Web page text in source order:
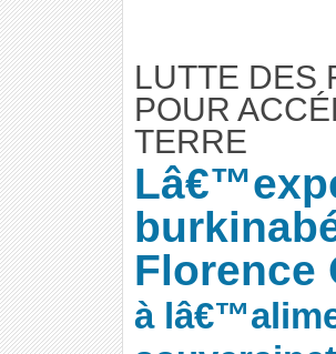
LUTTE DES
POUR
TERRE
Florence
à